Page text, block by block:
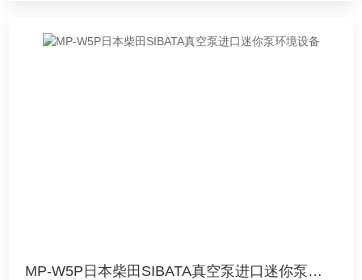
MP-W5P日本柴田SIBATA真空泵进口迷你泵环境设备